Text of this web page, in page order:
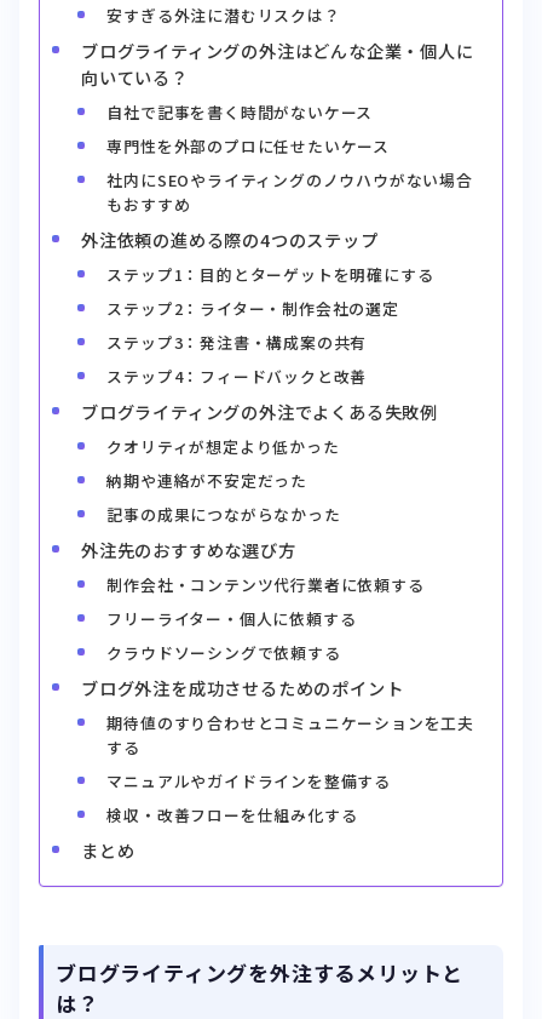
安すぎる外注に潜むリスクは？
ブログライティングの外注はどんな企業・個人に
向いている？
自社で記事を書く時間がないケース
専門性を外部のプロに任せたいケース
社内にSEOやライティングのノウハウがない場合
もおすすめ
外注依頼の進める際の4つのステップ
ステップ1：目的とターゲットを明確にする
ステップ2：ライター・制作会社の選定
ステップ3：発注書・構成案の共有
ステップ4：フィードバックと改善
ブログライティングの外注でよくある失敗例
クオリティが想定より低かった
納期や連絡が不安定だった
記事の成果につながらなかった
外注先のおすすめな選び方
制作会社・コンテンツ代行業者に依頼する
フリーライター・個人に依頼する
クラウドソーシングで依頼する
ブログ外注を成功させるためのポイント
期待値のすり合わせとコミュニケーションを工夫
する
マニュアルやガイドラインを整備する
検収・改善フローを仕組み化する
まとめ
ブログライティングを外注するメリットと
は？